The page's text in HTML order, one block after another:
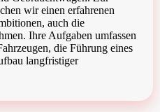
wir einen erfahrenen
auch die
Ihre Aufgaben umfassen
die Führung eines
langfristiger